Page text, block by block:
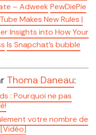
– Adweek PewDiePie
Makes New Rules |
Insights into How Your
Is Snapchat’s bubble
Thoma Daneau:
: Pourquoi ne pas
votre nombre de